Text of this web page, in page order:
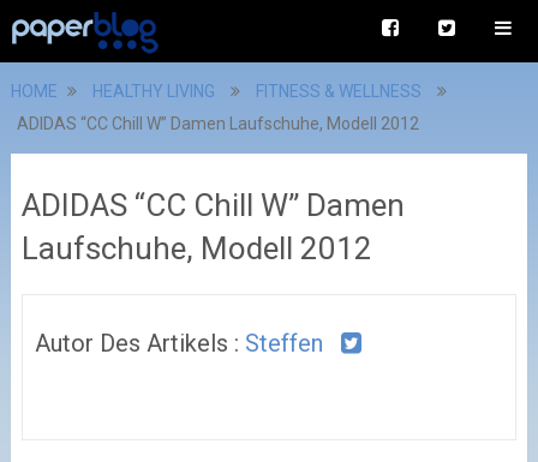
HOME HEALTHY LIVING
FITNESS & WELLNESS
ADIDAS “CC Chill W” Damen Laufschuhe, Modell 2012
ADIDAS “CC Chill W” Damen
Laufschuhe, Modell 2012
Autor Des Artikels : Steffen